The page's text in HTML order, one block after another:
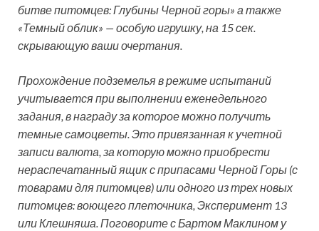
битве питомцев: Глубины Черной горы» а также
«Темный облик» — особую игрушку, на 15 сек.
скрывающую ваши очертания.
Прохождение подземелья в режиме испытаний
учитывается при выполнении еженедельного
задания, в награду за которое можно получить
темные самоцветы. Это привязанная к учетной
записи валюта, за которую можно приобрести
нераспечатанный ящик с припасами Черной Горы (с
товарами для питомцев) или одного из трех новых
питомцев: воющего плеточника, Эксперимент 13
или Клешняша. Поговорите с Бартом Маклином у